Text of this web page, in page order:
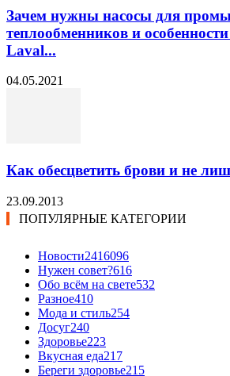
Зачем нужны насосы для
теплообменников и
Laval...
04.05.2021
Как обесцветить брови и не
23.09.2013
ПОПУЛЯРНЫЕ КАТЕГОРИИ
Новости2416096
Нужен совет?616
Обо всём на свете532
Разное410
Мода и стиль254
Досуг240
Здоровье223
Вкусная еда217
Береги здоровье215